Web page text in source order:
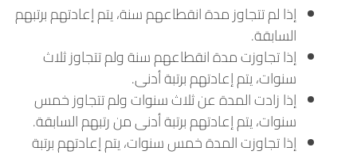
إذا لم تتجاوز مدة انقطاعهم سنة، يتم إعادتهم برتبهم
السابقة.
إذا تجاوزت مدة انقطاعهم سنة ولم تتجاوز ثلاث
سنوات، يتم إعادتهم برتبة أدنى.
إذا زادت المدة عن ثلاث سنوات ولم تتجاوز خمس
سنوات، يتم إعادتهم برتبة أدنى من رتبهم السابقة.
إذا تجاوزت المدة خمس سنوات، يتم إعادتهم برتبة